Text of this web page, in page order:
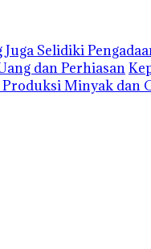
Selidiki
dan Perhiasan
Minyak dan